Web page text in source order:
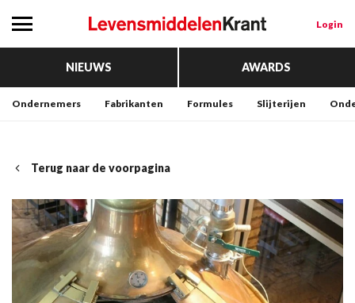
Login
NIEUWS AWARDS
Ondernemers Fabrikanten Formules Slijterijen
Terug naar de voorpagina